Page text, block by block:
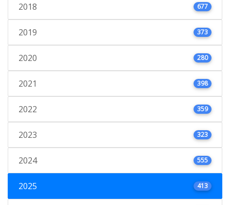
2018 677
2019 373
2020 280
2021 398
2022 359
2023 323
2024 555
2025 413